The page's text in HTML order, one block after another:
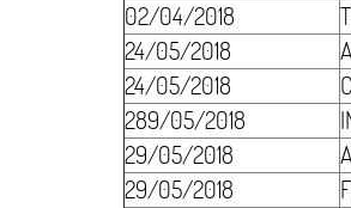
02/04/2018
24/05/2018
24/05/2018
289/05/2018
29/05/2018
29/05/2018